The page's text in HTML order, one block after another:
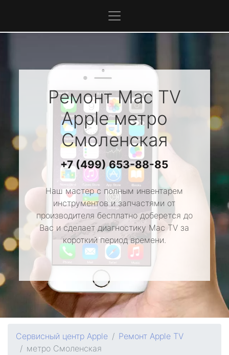
Ремонт Mac TV
Appleметро
Смоленская
+7 (499) 653-88-85
Наш мастер с полным инвентарем
инструментов и запчастями от
производителя бесплатно доберется до
Вас и сделает диагностику Mac TV за
короткий период времени.
Сервисный центр Apple
Ремонт Apple TV
метро Смоленская